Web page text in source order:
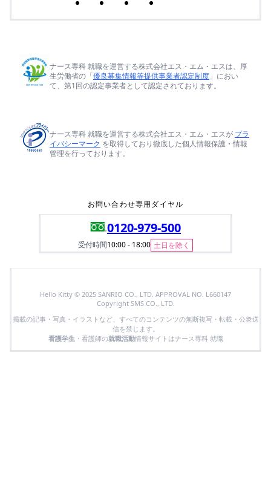
ナース専科 就職を運営する株式会社エス・エム・エスは、厚
生労働省の「優良募集情報等提供事業者認定制度 」におい
て、第1回の認定事業者として認定されております。
ナース専科 就職を運営する株式会社エス・エム・エスが プラ
イバシーマーク を取得しており徹底した個人情報保護・情報
管理を行っております。
お問い合わせ専用ダイヤル
0120-979-500
受付時間10:00 - 18:00 土日を除く
Hello Kitty © 2025 SANRIO CO., LTD. APPROVAL NO. L660147
Copyright SMS CO., LTD.
掲載の記事・写真・イラストなど、すべてのコンテンツの無断複写・転載・公衆送
信を禁じます。
看護学生 ・看護師の就職活動情報サイトはナース専科 就職